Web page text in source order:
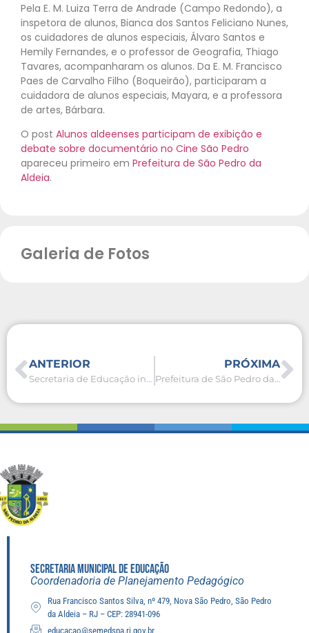
Pela E. M. Luiza Terra de Andrade (Campo Redondo), a
inspetora de alunos, Bianca dos Santos Feliciano Nunes,
os cuidadores de alunos especiais, Álvaro Santos e
Hemily Fernandes, e o professor de Geografia, Thiago
Tavares, acompanharam os alunos. Da E. M. Francisco
Paes de Carvalho Filho (Boqueirão), participaram a
cuidadora de alunos especiais, Mayara, e a professora
de artes, Bárbara.
O post Alunos aldeenses participam de exibição e
debate sobre documentário no Cine São Pedro
apareceu primeiro em Prefeitura de São Pedro da
Aldeia.
Galeria de Fotos
ANTERIOR
Secretaria de Educação inaugura Sala de Recursos Multifuncionais na E. M. Flonete Alexandrino da Silva
PRÓXIMA
Prefeitura de São Pedro da Aldeia realiza solenidade de formatura para alunos da EJA
SECRETARIA MUNICIPAL DE EDUCAÇÃO
Coordenadoria de Planejamento Pedagógico
Rua Francisco Santos Silva, nº 479, Nova São Pedro, São Pedro
da Aldeia – RJ – CEP: 28941-096
educacao@semedspa.rj.gov.br